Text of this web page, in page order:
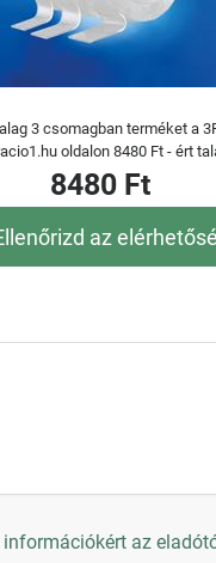
3 csomagban terméket a
oldalon 8480 Ft - ért
8480 Ft
az
az